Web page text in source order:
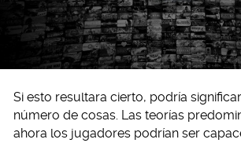
Si esto resultara cierto, podría
número de cosas. Las teorías
ahora los jugadores podrían ser